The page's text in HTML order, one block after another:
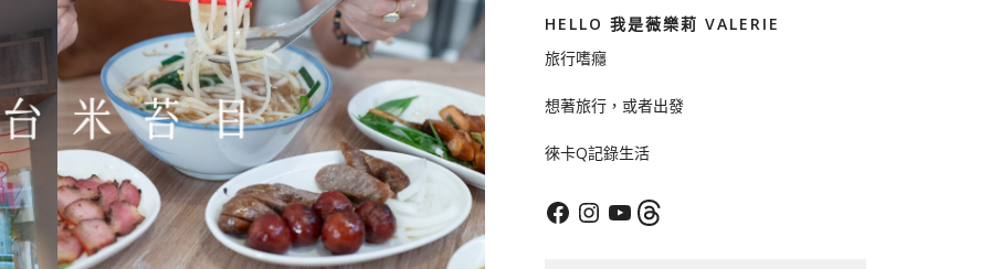
HELLO 我是薇樂莉 VALERIE
旅行嗜癮
想著旅行，或者出發
徠卡Q記錄生活
FacebookInstagram
YouTubeThreads